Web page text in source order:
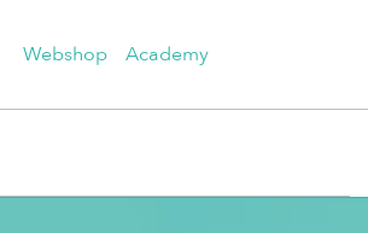
Webshop Academy